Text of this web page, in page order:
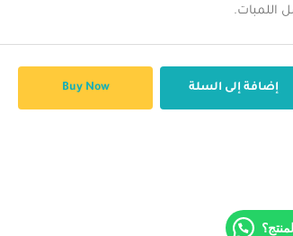
اللمبات.
إضافة إلى السلة Buy Now